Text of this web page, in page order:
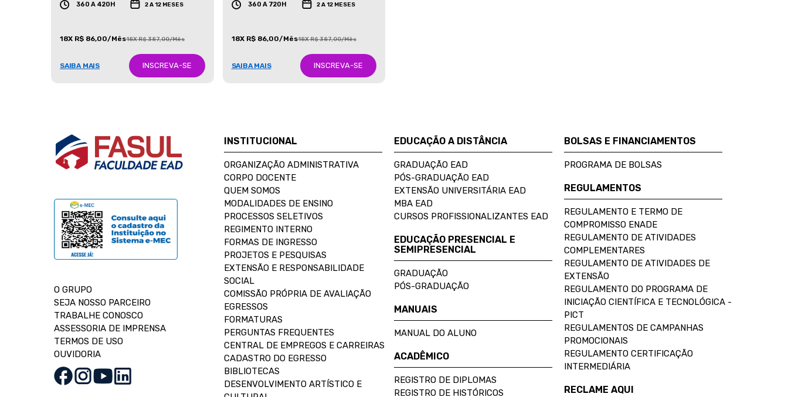
360 A 420H 2 A 12 MESES
18X R$ 86,00/Mês18X R$ 387,00/Mês
SAIBA MAIS INSCREVA-SE
360 A 720H 2 A 12 MESES
18X R$ 86,00/Mês18X R$ 387,00/Mês
SAIBA MAIS INSCREVA-SE
O GRUPO
SEJA NOSSO PARCEIRO
TRABALHE CONOSCO
ASSESSORIA DE IMPRENSA
TERMOS DE USO
OUVIDORIA
INSTITUCIONAL
ORGANIZAÇÃO ADMINISTRATIVA
CORPO DOCENTE
QUEM SOMOS
MODALIDADES DE ENSINO
PROCESSOS SELETIVOS
REGIMENTO INTERNO
FORMAS DE INGRESSO
PROJETOS E PESQUISAS
EXTENSÃO E RESPONSABILIDADE
SOCIAL
COMISSÃO PRÓPRIA DE AVALIAÇÃO
EGRESSOS
FORMATURAS
PERGUNTAS FREQUENTES
CENTRAL DE EMPREGOS E CARREIRAS
CADASTRO DO EGRESSO
BIBLIOTECAS
DESENVOLVIMENTO ARTÍSTICO E
EDUCAÇÃO A DISTÂNCIA
GRADUAÇÃO EAD
PÓS-GRADUAÇÃO EAD
EXTENSÃO UNIVERSITÁRIA EAD
MBA EAD
CURSOS PROFISSIONALIZANTES EAD
EDUCAÇÃO PRESENCIAL E
SEMIPRESENCIAL
GRADUAÇÃO
PÓS-GRADUAÇÃO
MANUAIS
MANUAL DO ALUNO
ACADÊMICO
REGISTRO DE DIPLOMAS
REGISTRO DE HISTÓRICOS
BOLSAS E FINANCIAMENTOS
PROGRAMA DE BOLSAS
REGULAMENTOS
REGULAMENTO E TERMO DE
COMPROMISSO ENADE
REGULAMENTO DE ATIVIDADES
COMPLEMENTARES
REGULAMENTO DE ATIVIDADES DE
EXTENSÃO
REGULAMENTO DO PROGRAMA DE
INICIAÇÃO CIENTÍFICA E TECNOLÓGICA -
PICT
REGULAMENTOS DE CAMPANHAS
PROMOCIONAIS
REGULAMENTO CERTIFICAÇÃO
INTERMEDIÁRIA
RECLAME AQUI